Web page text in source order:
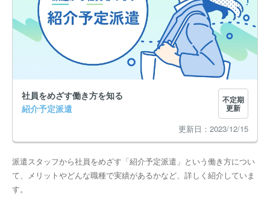
社員をめざす働き方を知る
紹介予定派遣
不定期
更新
2023/12/15
派遣スタッフから社員をめざす「紹介予定派遣」という働き方につい
て、メリットやどんな職種で実績があるかなど、詳しく紹介していま
す。